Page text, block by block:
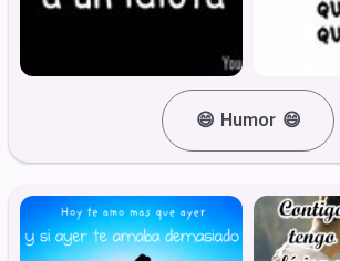
😄 Humor 😄